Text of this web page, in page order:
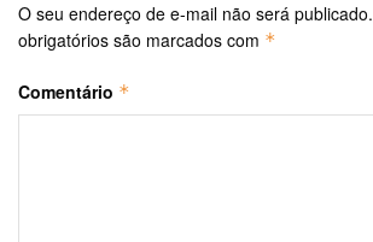
O seu endereço de e-mail não será publicado.
obrigatórios são marcados com *
Comentário *